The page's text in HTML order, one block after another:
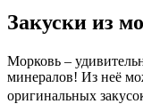
Закуски из
Морковь –
минералов! Из неё
оригинальных